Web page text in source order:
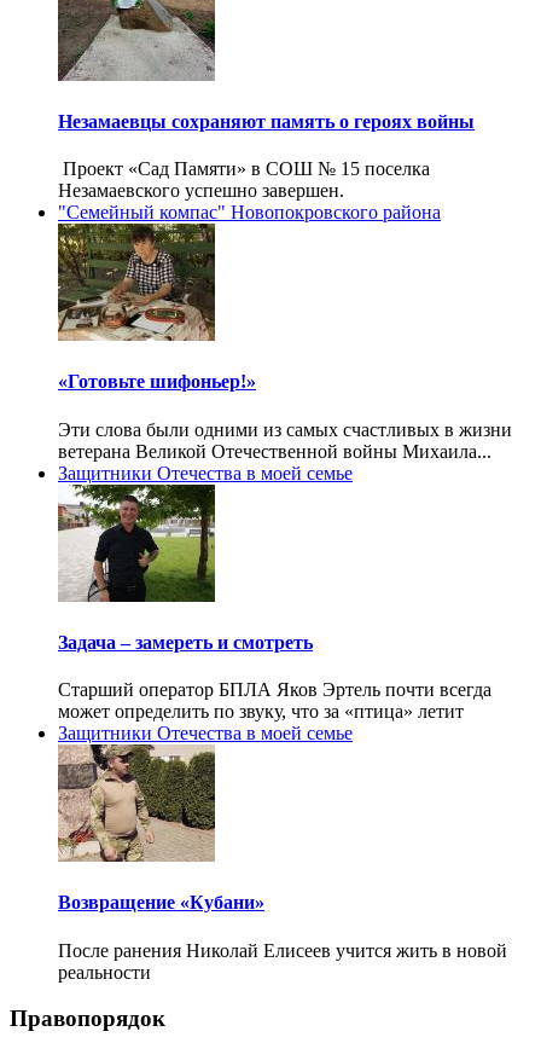
Незамаевцы сохраняют память о героях войны
Проект «Сад Памяти» в СОШ № 15 поселка
Незамаевского успешно завершен.
"Семейный компас" Новопокровского района
«Готовьте шифоньер!»
Эти слова были одними из самых счастливых в жизни
ветерана Великой Отечественной войны Михаила...
Защитники Отечества в моей семье
Задача – замереть и смотреть
Старший оператор БПЛА Яков Эртель почти всегда
может определить по звуку, что за «птица» летит
Защитники Отечества в моей семье
Возвращение «Кубани»
После ранения Николай Елисеев учится жить в новой
реальности
Правопорядок